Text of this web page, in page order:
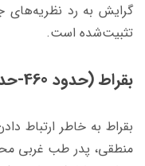
گرایش به رد
تثبیت‌شده است.
بقراط (حدود 460-حدود 375 قبل از میلاد)
بقراط به خاطر ارتباط
منطقی، پدر طب غربی